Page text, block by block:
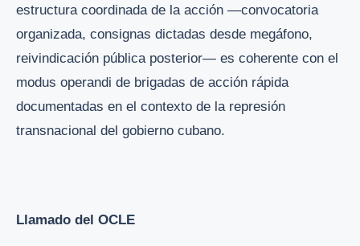
estructura coordinada de la acción —convocatoria
organizada, consignas dictadas desde megáfono,
reivindicación pública posterior— es coherente con el
modus operandi de brigadas de acción rápida
documentadas en el contexto de la represión
transnacional del gobierno cubano.
Llamado del OCLE